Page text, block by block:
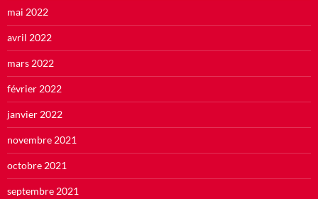
mai 2022
avril 2022
mars 2022
février 2022
janvier 2022
novembre 2021
octobre 2021
septembre 2021